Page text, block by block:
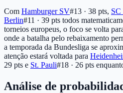
Com Hamburger SV#13 · 38 pts, SC
Berlin#11 · 39 pts todos
torneios europeus, o foco se volta
onde a batalha pelo rebaixamento
a temporada da Bundesliga se
atenção estará voltada para
29 pts e St. Pauli#18 · 26 pts
Análise de